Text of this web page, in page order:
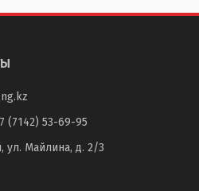
(7142) 53-69-95
ул. Майлина, д. 2/3